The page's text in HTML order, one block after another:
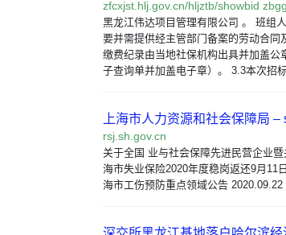
zfcxjst.hlj.gov.cn/hljztb/showbid
黑龙江伟达项目管理有限公司 。 班组
要并需提供经主管部门备案的劳动合同
缴费纪录由当地社保机构出具并加盖公
子查询单并加盖电子章）。 3.3本次招标
上海市人力资源和社会保障局 –
rsj.sh.gov.cn
关于全国 业与社会保障先进民营企业
海市失业保险2020年度稳岗返还9月11
海市工伤预防重点领域公告 2020.09.22